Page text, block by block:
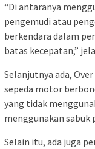
“Di antaranya
pengemudi atau
berkendara dalam
batas kecepatan,”
Selanjutnya ada,
sepeda motor
yang tidak
menggunakan
Selain itu, ada juga